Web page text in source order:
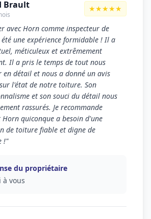
Brault ★★★★★
avec Horn comme inspecteur de
une expérience formidable ! Il a
méticuleux et extrêmement
Il a pris le temps de tout nous
en détail et nous a donné un avis
l'état de notre toiture. Son
et son souci du détail nous
rassurés. Je recommande
Horn quiconque a besoin d'une
de toiture fiable et digne de
!"
du propriétaire
à vous